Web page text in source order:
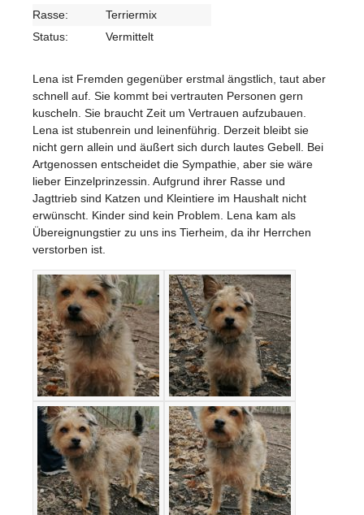
Rasse:
Terriermix
Status:
Vermittelt
Lena ist Fremden gegenüber erstmal ängstlich, taut aber
schnell auf. Sie kommt bei vertrauten Personen gern
kuscheln. Sie braucht Zeit um Vertrauen aufzubauen.
Lena ist stubenrein und leinenführig. Derzeit bleibt sie
nicht gern allein und äußert sich durch lautes Gebell. Bei
Artgenossen entscheidet die Sympathie, aber sie wäre
lieber Einzelprinzessin. Aufgrund ihrer Rasse und
Jagttrieb sind Katzen und Kleintiere im Haushalt nicht
erwünscht. Kinder sind kein Problem. Lena kam als
Übereignungstier zu uns ins Tierheim, da ihr Herrchen
verstorben ist.